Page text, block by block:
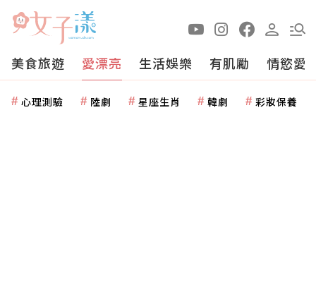
美食旅遊 愛漂亮 生活娛樂 有肌勵 情慾愛
心理測驗 陸劇 星座生肖 韓劇 彩妝保養